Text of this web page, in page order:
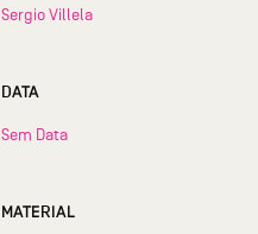
Sergio Villela
DATA
Sem Data
MATERIAL